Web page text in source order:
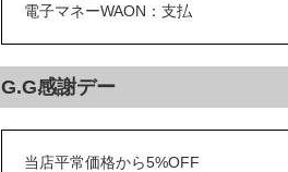
電子マネーWAON：支払
G.G感謝デー
当店平常価格から5%OFF